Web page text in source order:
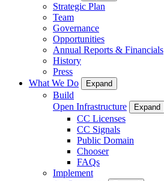
Strategic Plan
Team
Governance
Opportunities
Annual Reports & Financials
History
Press
What We Do
Expand
Build
Open Infrastructure
Expand
CC Licenses
CC Signals
Public Domain
Chooser
FAQs
Implement